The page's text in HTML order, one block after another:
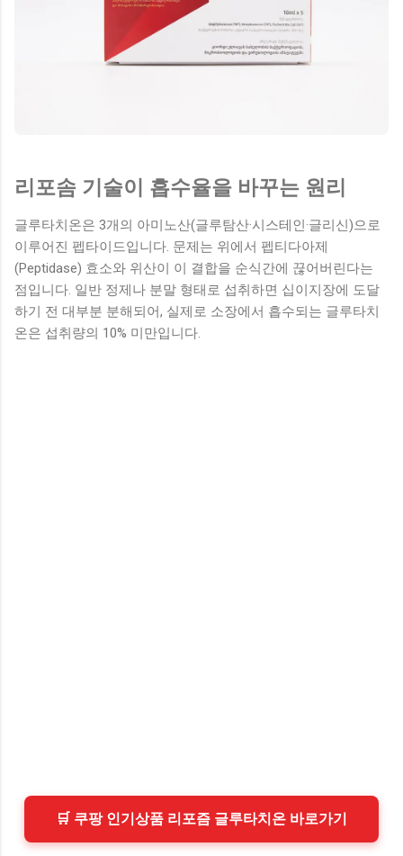
리포솜 기술이 흡수율을 바꾸는 원리
글루타치온은 3개의 아미노산(글루탐산·시스테인·글리신)으로
이루어진 펩타이드입니다. 문제는 위에서 펩티다아제
(Peptidase) 효소와 위산이 이 결합을 순식간에 끊어버린다는
점입니다. 일반 정제나 분말 형태로 섭취하면 십이지장에 도달
하기 전 대부분 분해되어, 실제로 소장에서 흡수되는 글루타치
온은 섭취량의 10% 미만입니다.
🛒 쿠팡 인기상품 리포즘 글루타치온 바로가기